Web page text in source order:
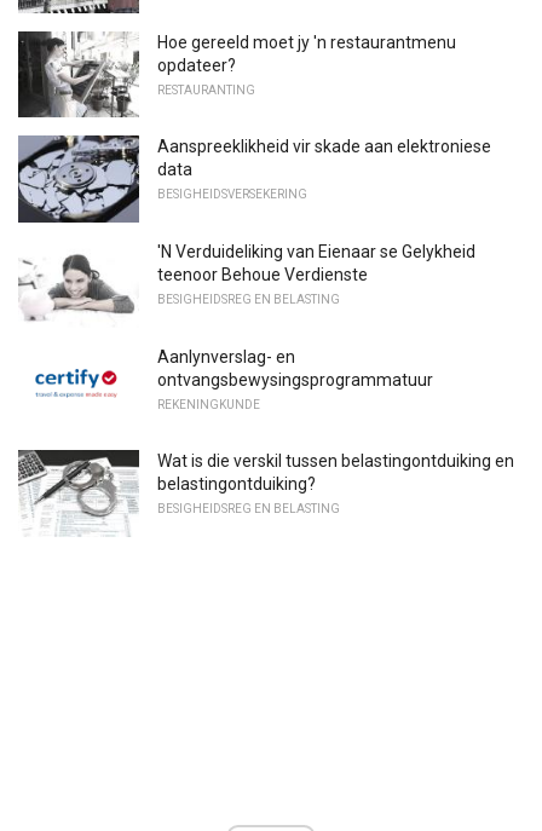
Hoe gereeld moet jy 'n restaurantmenu
opdateer?
RESTAURANTING
Aanspreeklikheid vir skade aan elektroniese
data
BESIGHEIDSVERSEKERING
'N Verduideliking van Eienaar se Gelykheid
teenoor Behoue ​​Verdienste
BESIGHEIDSREG EN BELASTING
Aanlynverslag- en
ontvangsbewysingsprogrammatuur
REKENINGKUNDE
Wat is die verskil tussen belastingontduiking en
belastingontduiking?
BESIGHEIDSREG EN BELASTING